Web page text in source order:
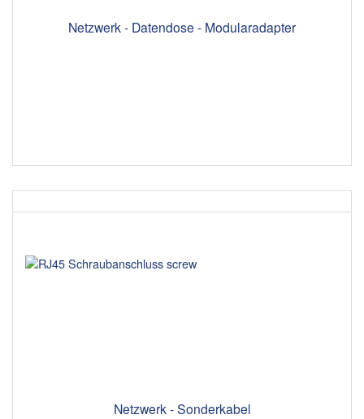
Netzwerk - Datendose - Modularadapter
Netzwerk - Sonderkabel